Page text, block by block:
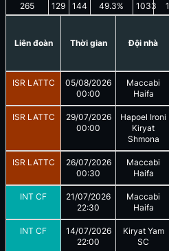
265 129 144 49.3% 1033
Liên đoàn Thời gian Đội nhà
ISR LATTC
05/08/2026
00:00
Maccabi
Haifa
ISR LATTC
29/07/2026
00:00
Hapoel Ironi
Kiryat
Shmona
ISR LATTC
26/07/2026
00:30
Maccabi
Haifa
INT CF
21/07/2026
22:30
Maccabi
Haifa
INT CF
14/07/2026
22:00
Kiryat Yam
SC